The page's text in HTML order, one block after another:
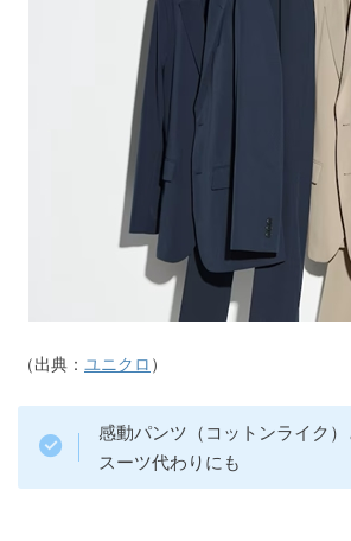
（出典： ユニクロ ）
感動パンツ（コットンライク
スーツ代わりにも